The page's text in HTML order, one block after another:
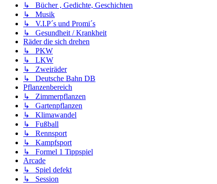
↳ Bücher , Gedichte, Geschichten
↳ Musik
↳ V.I.P´s und Promi´s
↳ Gesundheit / Krankheit
Räder die sich drehen
↳ PKW
↳ LKW
↳ Zweiräder
↳ Deutsche Bahn DB
Pflanzenbereich
↳ Zimmerpflanzen
↳ Gartenpflanzen
↳ Klimawandel
↳ Fußball
↳ Rennsport
↳ Kampfsport
↳ Formel 1 Tippspiel
Arcade
↳ Spiel defekt
↳ Session